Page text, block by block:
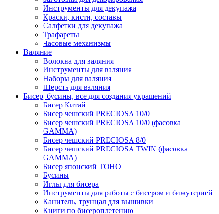
Инструменты для декупажа
Краски, кисти, составы
Салфетки для декупажа
Трафареты
Часовые механизмы
Валяние
Волокна для валяния
Инструменты для валяния
Наборы для валяния
Шерсть для валяния
Бисер, бусины, все для создания украшений
Бисер Китай
Бисер чешский PRECIOSA 10/0
Бисер чешский PRECIOSA 10/0 (фасовка
GAMMA)
Бисер чешский PRECIOSA 8/0
Бисер чешский PRECIOSA TWIN (фасовка
GAMMA)
Бисер японский TOHO
Бусины
Иглы для бисера
Инструменты для работы с бисером и бижутерией
Канитель, трунцал для вышивки
Книги по бисероплетению